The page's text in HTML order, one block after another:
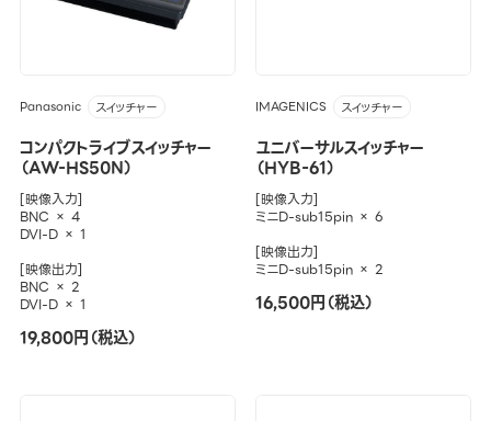
Panasonic スイッチャー
コンパクトライブスイッチャー
（AW-HS50N）
[映像入力]
BNC × 4
DVI-D × 1
[映像出力]
BNC × 2
DVI-D × 1
19,800円（税込）
IMAGENICS スイッチャー
ユニバーサルスイッチャー
（HYB-61）
[映像入力]
ミニD-sub15pin × 6
[映像出力]
ミニD-sub15pin × 2
16,500円（税込）